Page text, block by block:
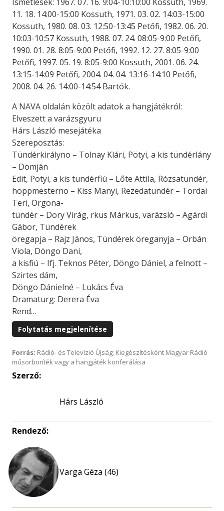
11. 18. 14:00-15:00 Kossuth, 1971. 03. 02. 14:03-15:00
Kossuth, 1980. 08. 03. 12:50-13:45 Petőfi, 1982. 06. 20.
10:03-10:57 Kossuth, 1988. 07. 24. 08:05-9:00 Petőfi,
1990. 01. 28. 8:05-9:00 Petőfi, 1992. 12. 27. 8:05-9:00
Petőfi, 1997. 05. 19. 8:05-9:00 Kossuth, 2001. 06. 24.
13:15-14:09 Petőfi, 2004. 04. 04. 13:16-14:10 Petőfi,
2008. 04. 26. 14:00-14:54 Bartók.
A NAVA oldalán közölt adatok a hangjátékról:
Elveszett a varázsgyuru
Hárs László mesejátéka
Szereposztás:
Tündérkirályno – Tolnay Klári, Pötyi, a kis tündérlány
– Domján
Edit, Potyi, a kis tündérfiú – Lőte Attila, Rózsatündér,
hoppmesterno – Kiss Manyi, Rezedatündér – Tordai
Teri, Orgona-
tündér – Dory Virág, rkus Márkus, varázsló – Agárdi
Gábor, Tündérek
öregapja – Rajz János, Tündérek öreganyja – Orbán
Viola, Döngo Dani,
a kisfiú – Ifj. Teknos Péter, Döngo Dániel, a felnott –
Szirtes dám,
Döngo Dánielné – Lukács Éva
Dramaturg: Derera Éva
Rend…
Folytatás megjelenítése
Forrás: Rádió- és Televízió Újság; Kiegészítésként Magyar Rádió
műsorboríték vagy a hangjáték konferálása
Szerző:
Hárs László
Rendező:
Varga Géza (46)